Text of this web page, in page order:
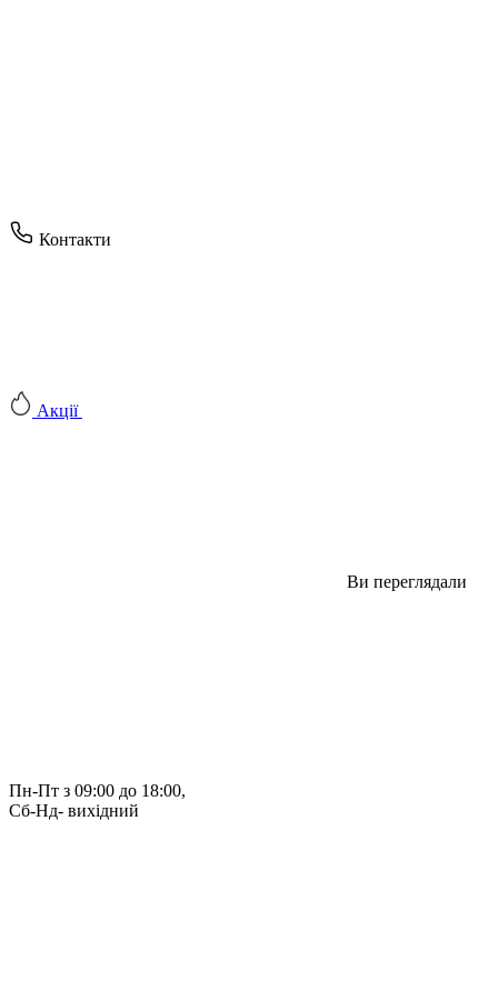
Контакти
Акції
Ви переглядали
Пн-Пт з 09:00 до 18:00,
Сб-Нд- вихідний